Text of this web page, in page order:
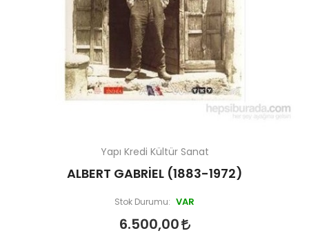
Yapı Kredi Kültür Sanat
ALBERT GABRİEL (1883-1972)
Stok Durumu: VAR
6.500,00